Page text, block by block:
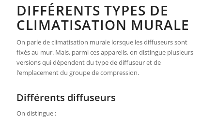
DIFFÉRENTS TYPES DE
CLIMATISATION MURALE
On parle de climatisation murale lorsque les diffuseurs sont
fixés au mur. Mais, parmi ces appareils, on distingue plusieurs
versions qui dépendent du type de diffuseur et de
l’emplacement du groupe de compression.
Différents diffuseurs
On distingue :